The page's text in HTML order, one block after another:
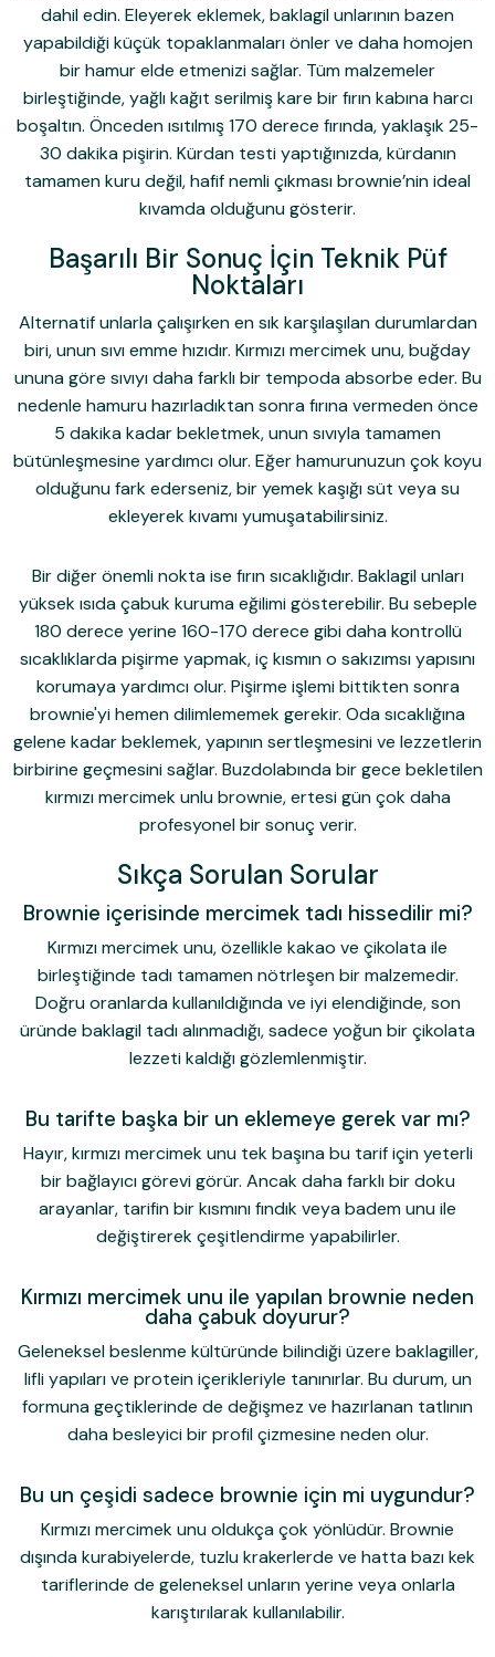
dahil edin. Eleyerek eklemek, baklagil unlarının bazen
yapabildiği küçük topaklanmaları önler ve daha homojen
bir hamur elde etmenizi sağlar. Tüm malzemeler
birleştiğinde, yağlı kağıt serilmiş kare bir fırın kabına harcı
boşaltın. Önceden ısıtılmış 170 derece fırında, yaklaşık 25-
30 dakika pişirin. Kürdan testi yaptığınızda, kürdanın
tamamen kuru değil, hafif nemli çıkması brownie’nin ideal
kıvamda olduğunu gösterir.
Başarılı Bir Sonuç İçin Teknik Püf
Noktaları
Alternatif unlarla çalışırken en sık karşılaşılan durumlardan
biri, unun sıvı emme hızıdır. Kırmızı mercimek unu, buğday
ununa göre sıvıyı daha farklı bir tempoda absorbe eder. Bu
nedenle hamuru hazırladıktan sonra fırına vermeden önce
5 dakika kadar bekletmek, unun sıvıyla tamamen
bütünleşmesine yardımcı olur. Eğer hamurunuzun çok koyu
olduğunu fark ederseniz, bir yemek kaşığı süt veya su
ekleyerek kıvamı yumuşatabilirsiniz.
Bir diğer önemli nokta ise fırın sıcaklığıdır. Baklagil unları
yüksek ısıda çabuk kuruma eğilimi gösterebilir. Bu sebeple
180 derece yerine 160-170 derece gibi daha kontrollü
sıcaklıklarda pişirme yapmak, iç kısmın o sakızımsı yapısını
korumaya yardımcı olur. Pişirme işlemi bittikten sonra
brownie'yi hemen dilimlememek gerekir. Oda sıcaklığına
gelene kadar beklemek, yapının sertleşmesini ve lezzetlerin
birbirine geçmesini sağlar. Buzdolabında bir gece bekletilen
kırmızı mercimek unlu brownie, ertesi gün çok daha
profesyonel bir sonuç verir.
Sıkça Sorulan Sorular
Brownie içerisinde mercimek tadı hissedilir mi?
Kırmızı mercimek unu, özellikle kakao ve çikolata ile
birleştiğinde tadı tamamen nötrleşen bir malzemedir.
Doğru oranlarda kullanıldığında ve iyi elendiğinde, son
üründe baklagil tadı alınmadığı, sadece yoğun bir çikolata
lezzeti kaldığı gözlemlenmiştir.
Bu tarifte başka bir un eklemeye gerek var mı?
Hayır, kırmızı mercimek unu tek başına bu tarif için yeterli
bir bağlayıcı görevi görür. Ancak daha farklı bir doku
arayanlar, tarifin bir kısmını fındık veya badem unu ile
değiştirerek çeşitlendirme yapabilirler.
Kırmızı mercimek unu ile yapılan brownie neden
daha çabuk doyurur?
Geleneksel beslenme kültüründe bilindiği üzere baklagiller,
lifli yapıları ve protein içerikleriyle tanınırlar. Bu durum, un
formuna geçtiklerinde de değişmez ve hazırlanan tatlının
daha besleyici bir profil çizmesine neden olur.
Bu un çeşidi sadece brownie için mi uygundur?
Kırmızı mercimek unu oldukça çok yönlüdür. Brownie
dışında kurabiyelerde, tuzlu krakerlerde ve hatta bazı kek
tariflerinde de geleneksel unların yerine veya onlarla
karıştırılarak kullanılabilir.